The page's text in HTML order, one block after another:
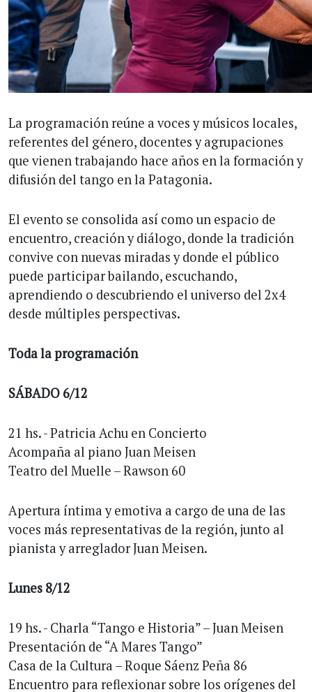
La programación reúne a voces y músicos locales,
referentes del género, docentes y agrupaciones
que vienen trabajando hace años en la formación y
difusión del tango en la Patagonia.
El evento se consolida así como un espacio de
encuentro, creación y diálogo, donde la tradición
convive con nuevas miradas y donde el público
puede participar bailando, escuchando,
aprendiendo o descubriendo el universo del 2x4
desde múltiples perspectivas.
Toda la programación
SÁBADO 6/12
21 hs. - Patricia Achu en Concierto
Acompaña al piano Juan Meisen
Teatro del Muelle – Rawson 60
Apertura íntima y emotiva a cargo de una de las
voces más representativas de la región, junto al
pianista y arreglador Juan Meisen.
Lunes 8/12
19 hs. - Charla “Tango e Historia” – Juan Meisen
Presentación de “A Mares Tango”
Casa de la Cultura – Roque Sáenz Peña 86
Encuentro para reflexionar sobre los orígenes del